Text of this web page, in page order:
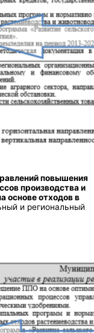
повышения
производства и
основе отходов в
и региональный